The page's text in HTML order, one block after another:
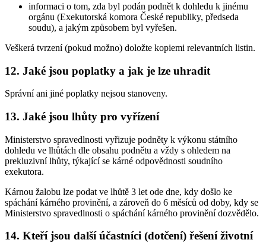
informaci o tom, zda byl podán podnět k dohledu k jinému
orgánu (Exekutorská komora České republiky, předseda
soudu), a jakým způsobem byl vyřešen.
Veškerá tvrzení (pokud možno) doložte kopiemi relevantních listin.
12. Jaké jsou poplatky a jak je lze uhradit
Správní ani jiné poplatky nejsou stanoveny.
13. Jaké jsou lhůty pro vyřízení
Ministerstvo spravedlnosti vyřizuje podněty k výkonu státního
dohledu ve lhůtách dle obsahu podnětu a vždy s ohledem na
prekluzivní lhůty, týkající se kárné odpovědnosti soudního
exekutora.
Kárnou žalobu lze podat ve lhůtě 3 let ode dne, kdy došlo ke
spáchání kárného provinění, a zároveň do 6 měsíců od doby, kdy se
Ministerstvo spravedlnosti o spáchání kárného provinění dozvědělo.
14. Kteří jsou další účastníci (dotčení) řešení životní